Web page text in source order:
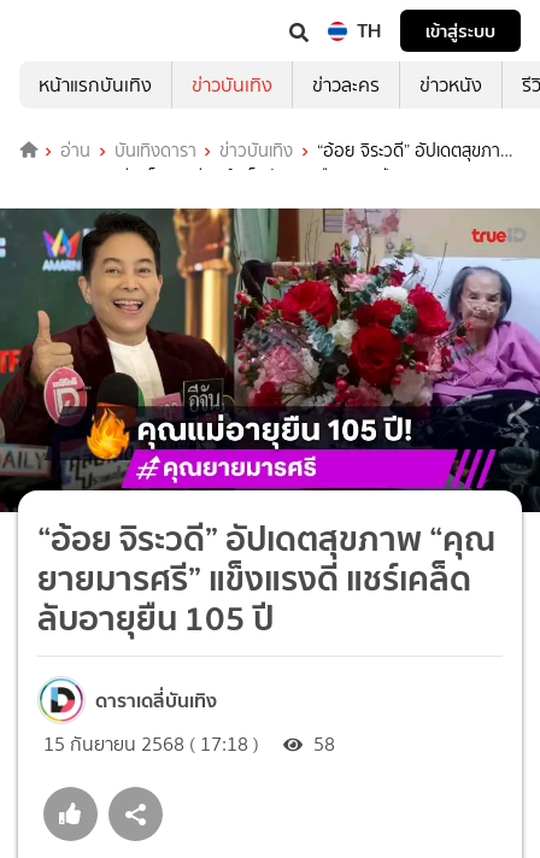
TH
เข้าสู่ระบบ
หน้าแรกบันเทิง
ข่าวบันเทิง ข่าวละคร ข่าวหนัง รี
อ่าน บันเทิงดารา ข่าวบันเทิง
“อ้อย จิระวดี” อัปเดตสุขภาพ
“คุณยายมารศรี” แข็งแรงดี แชร์เคล็ดลับอายุยืน 105 ปี
“อ้อย จิระวดี” อัปเดตสุขภาพ “คุณ
ยายมารศรี” แข็งแรงดี แชร์เคล็ด
ลับอายุยืน 105 ปี
ดาราเดลี่บันเทิง
15 กันยายน 2568 ( 17:18 ) 58